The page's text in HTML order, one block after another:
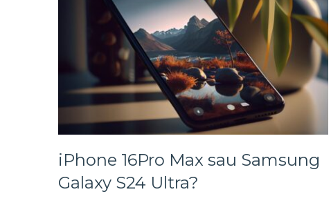
iPhone 16Pro Max sau Samsung
Galaxy S24 Ultra?